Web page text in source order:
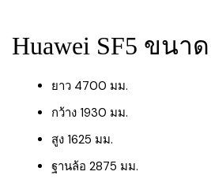
Huawei SF5 ขนา
ยาว 4700 มม.
กว้าง 1930 มม.
สูง 1625 มม.
ฐานล้อ 2875 มม.